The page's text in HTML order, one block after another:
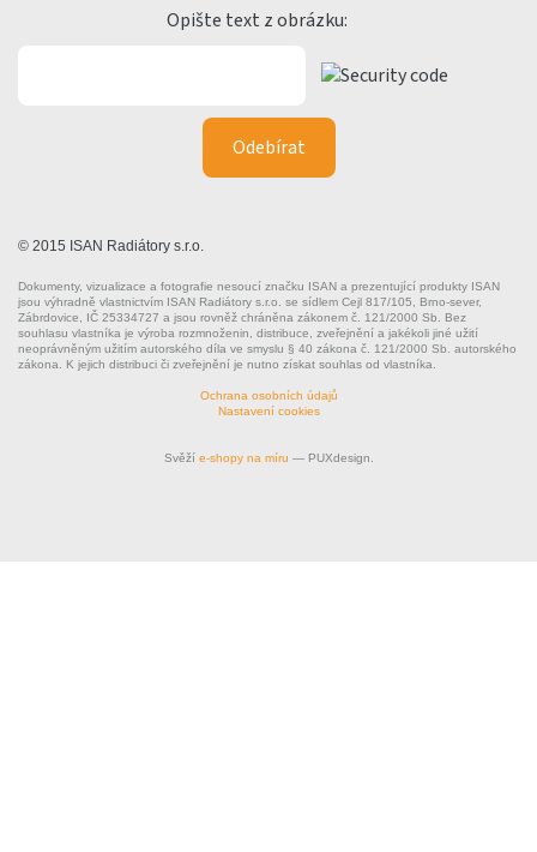
Opište text z obrázku:
© 2015 ISAN Radiátory s.r.o.
Dokumenty, vizualizace a fotografie nesoucí značku ISAN a prezentující produkty ISAN
jsou výhradně vlastnictvím ISAN Radiátory s.r.o. se sídlem Cejl 817/105, Brno-sever,
Zábrdovice, IČ 25334727 a jsou rovněž chráněna zákonem č. 121/2000 Sb. Bez
souhlasu vlastníka je výroba rozmnoženin, distribuce, zveřejnění a jakékoli jiné užití
neoprávněným užitím autorského díla ve smyslu § 40 zákona č. 121/2000 Sb. autorského
zákona. K jejich distribuci či zveřejnění je nutno získat souhlas od vlastníka.
Ochrana osobních údajů
Nastavení cookies
Svěží e-shopy na míru — PUXdesign.